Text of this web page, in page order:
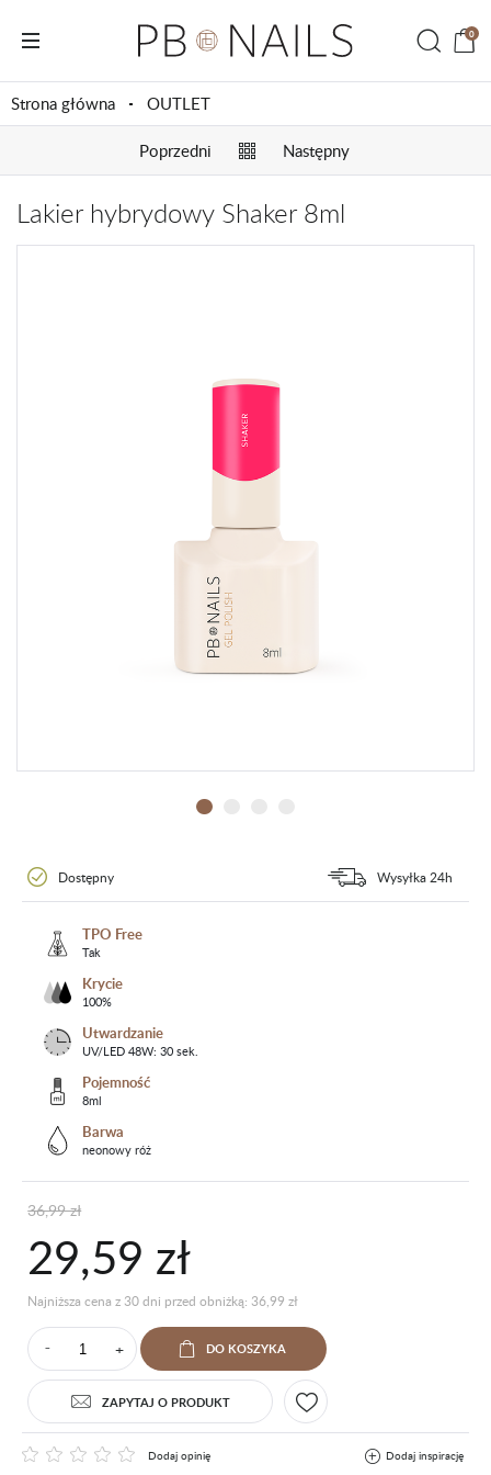
0
Strona główna OUTLET
Poprzedni Następny
Lakier hybrydowy Shaker 8ml
Dostępny Wysyłka 24h
TPO Free
Tak
Krycie
100%
Utwardzanie
UV/LED 48W: 30 sek.
Pojemność
8ml
Barwa
neonowy róż
36,99 zł
29,59 zł
Najniższa cena z 30 dni przed obniżką: 36,99 zł
⁻ + DO KOSZYKA
ZAPYTAJ O PRODUKT
Dodaj opinię Dodaj inspirację